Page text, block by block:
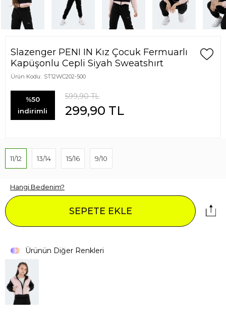
Slazenger PENI IN Kız Çocuk Fermuarlı
Kapüşonlu Cepli Siyah Sweatshırt
Ürün Kodu: ST12WC202-500
%50
indirimli
599,90TL
299,90 TL
11/12 13/14 15/16 9/10
Hangi Bedenim?
SEPETE EKLE
Ürünün Diğer Renkleri